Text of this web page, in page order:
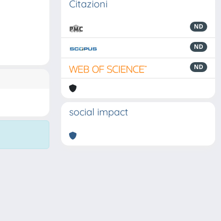
Citazioni
ND
ND
ND
social impact